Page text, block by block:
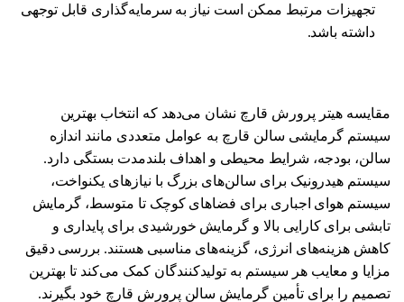
تجهیزات مرتبط ممکن است نیاز به سرمایه‌گذاری قابل توجهی
داشته باشد.
مقایسه هیتر پرورش قارچ نشان می‌دهد که انتخاب بهترین
سیستم گرمایشی سالن قارچ به عوامل متعددی مانند اندازه
سالن، بودجه، شرایط محیطی و اهداف بلندمدت بستگی دارد.
سیستم هیدرونیک برای سالن‌های بزرگ با نیازهای یکنواخت،
سیستم هوای اجباری برای فضاهای کوچک تا متوسط، گرمایش
تابشی برای کارایی بالا و گرمایش خورشیدی برای پایداری و
کاهش هزینه‌های انرژی، گزینه‌های مناسبی هستند. بررسی دقیق
مزایا و معایب هر سیستم به تولیدکنندگان کمک می‌کند تا بهترین
تصمیم را برای تأمین گرمایش سالن پرورش قارچ خود بگیرند.